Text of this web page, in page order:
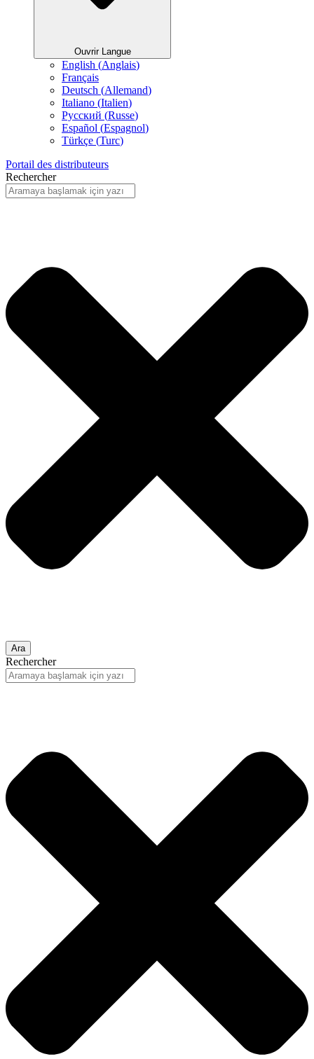
Ouvrir Langue
English (Anglais)
Français
Deutsch (Allemand)
Italiano (Italien)
Русский (Russe)
Español (Espagnol)
Türkçe (Turc)
Portail des distributeurs
Rechercher
Ara
Rechercher